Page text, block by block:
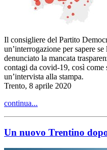
Il consigliere del Partito
un’interrogazione per sapere
denunciato la mancata
contagi da covid-19, così come
un’intervista alla stampa.
Trento, 8 aprile 2020
continua...
Un nuovo Trentino